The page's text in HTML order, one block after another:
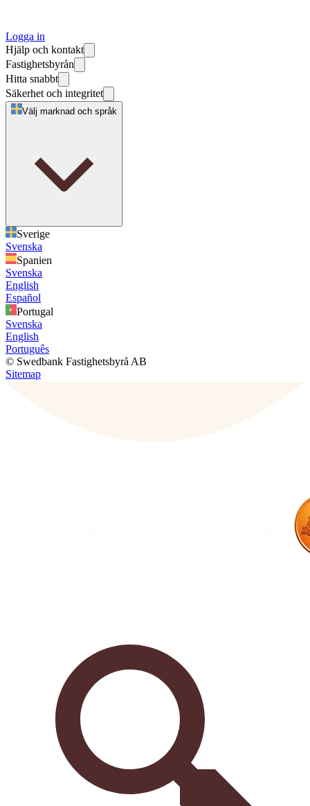
Logga in
Hjälp och kontakt
Fastighetsbyrån
Hitta snabbt
Säkerhet och integritet
Välj marknad och språk
Sverige
Svenska
Spanien
Svenska
English
Español
Portugal
Svenska
English
Português
© Swedbank Fastighetsbyrå AB
Sitemap